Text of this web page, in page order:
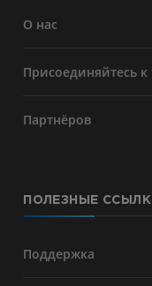
О нас
Присоединяйтесь к
Партнёров
ПОЛЕЗНЫЕ
Поддержка